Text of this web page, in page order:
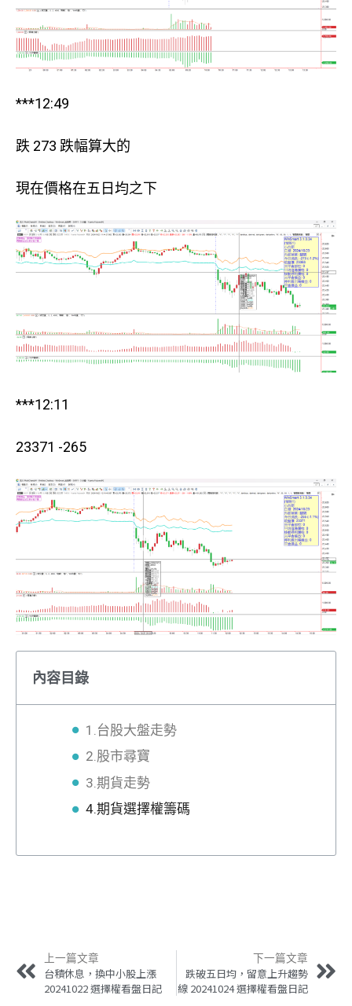
***12:49
跌 273 跌幅算大的
現在價格在五日均之下
***12:11
23371 -265
內容目錄
1.台股大盤走勢
2.股市尋寶
3.期貨走勢
4.期貨選擇權籌碼
上一篇文章
台積休息，換中小股上漲
20241022 選擇權看盤日記
下一篇文章
跌破五日均，留意上升趨勢
線 20241024 選擇權看盤日記